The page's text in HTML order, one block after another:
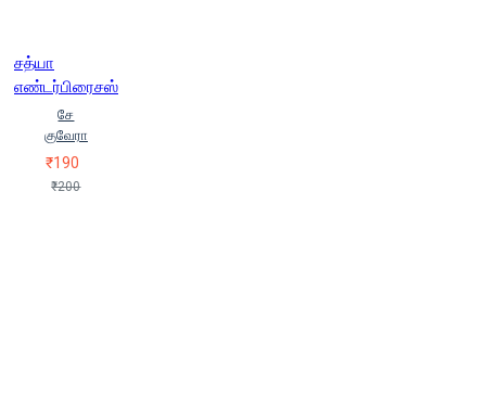
சத்யா
எண்டர்பிரைசஸ்
சே
குவேரா
₹190
₹200